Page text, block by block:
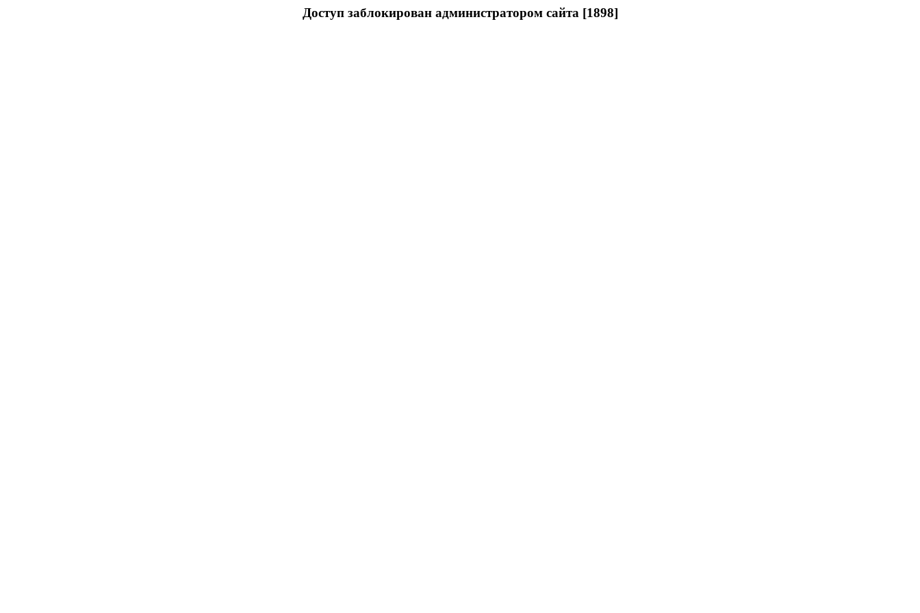
Доступ заблокирован администратором сайта [1898]